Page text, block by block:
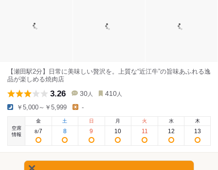
【瀬田駅2分】日常に美味しい贅沢を。上質な“近江牛”の旨味あふれる逸
品が楽しめる焼肉店
3.26 30 人 410 人
￥5,000～￥5,999 -
空席
情報
金
8/7
土
8
日
9
月
10
火
11
水
12
木
13